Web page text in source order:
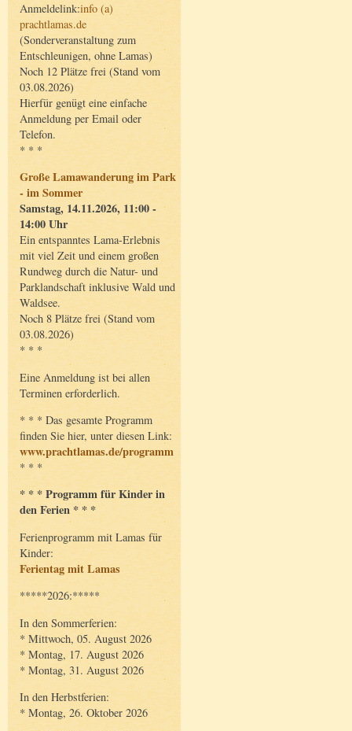
Anmeldelink:info (a)
prachtlamas.de
(Sonderveranstaltung zum
Entschleunigen, ohne Lamas)
Noch 12 Plätze frei (Stand vom
03.08.2026)
Hierfür genügt eine einfache
Anmeldung per Email oder
Telefon.
* * *
Große Lamawanderung im Park
- im Sommer
Samstag, 14.11.2026, 11:00 -
14:00 Uhr
Ein entspanntes Lama-Erlebnis
mit viel Zeit und einem großen
Rundweg durch die Natur- und
Parklandschaft inklusive Wald und
Waldsee.
Noch 8 Plätze frei (Stand vom
03.08.2026)
* * *
Eine Anmeldung ist bei allen
Terminen erforderlich.
* * * Das gesamte Programm
finden Sie hier, unter diesen Link:
www.prachtlamas.de/programm
* * *
* * * Programm für Kinder in
den Ferien * * *
Ferienprogramm mit Lamas für
Kinder:
Ferientag mit Lamas
*****2026:*****
In den Sommerferien:
* Mittwoch, 05. August 2026
* Montag, 17. August 2026
* Montag, 31. August 2026
In den Herbstferien:
* Montag, 26. Oktober 2026